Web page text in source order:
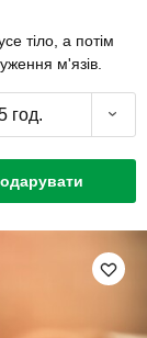
тіло, а потім
м'язів.
год.